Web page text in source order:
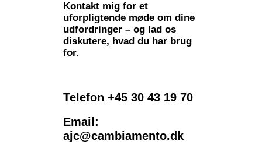
Kontakt mig for et
uforpligtende møde om dine
udfordringer – og lad os
diskutere, hvad du har brug
for.
Telefon +45 30 43 19 70
Email:
ajc@cambiamento.dk